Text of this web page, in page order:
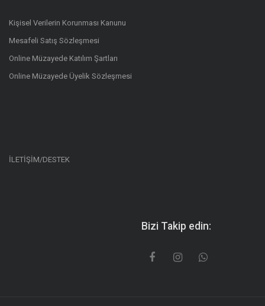
Kişisel Verilerin Korunması Kanunu
Mesafeli Satış Sözleşmesi
Online Müzayede Katılım Şartları
Online Müzayede Üyelik Sözleşmesi
İLETİŞİM/DESTEK
Bizi Takip edin: